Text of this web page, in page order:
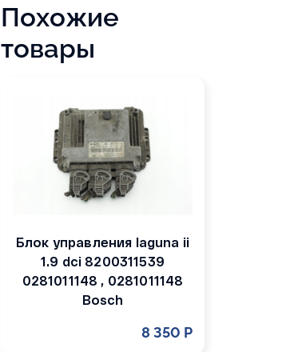
Похожие
товары
Блок управления laguna ii
1.9 dci 8200311539
0281011148 , 0281011148
Bosch
8 350 Р